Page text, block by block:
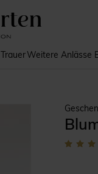
TrauerWeitere Anlässe